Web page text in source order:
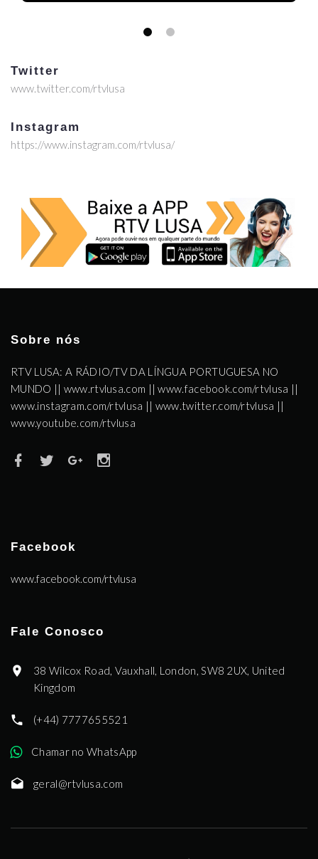
Twitter
www.twitter.com/rtvlusa
Instagram
https://www.instagram.com/rtvlusa/
Sobre nós
RTV LUSA: A RÁDIO/TV DA LÍNGUA PORTUGUESA NO
MUNDO || www.rtvlusa.com || www.facebook.com/rtvlusa ||
www.instagram.com/rtvlusa || www.twitter.com/rtvlusa ||
www.youtube.com/rtvlusa
Facebook
www.facebook.com/rtvlusa
Fale Conosco
38 Wilcox Road, Vauxhall, London, SW8 2UX, United
Kingdom
(+44) 7777655521
Chamar no WhatsApp
geral@rtvlusa.com